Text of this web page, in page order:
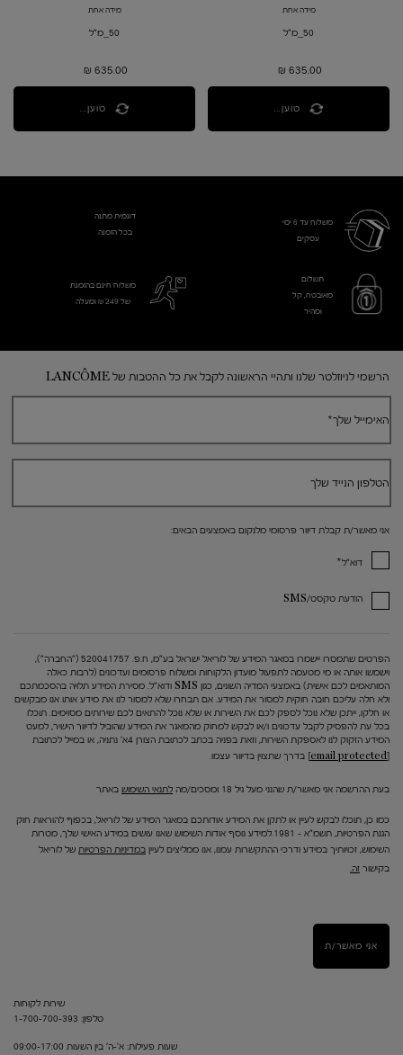
SKINCARE PROTOCOL SET
מידה אחת
50_מ"ל
635.00 ₪
טוען...
מידה אחת
50_מ"ל
635.00 ₪
טוען...
משלוח עד 6 ימי
עסקים​
דוגמית מתנה
בכל הזמנה
תשלום
מאובטח, קל
ומהיר
משלוח חינם בהזמנת
של 249 ₪ ומעלה
הרשמי לניוזלטר שלנו ותהיי הראשונה לקבל את כל ההטבות של LANCÔME
האימייל שלך*
הטלפון הנייד שלך
אני מאשר/ת קבלת דיוור פרסומי מלנקום באמצעים הבאים:
דוא"ל*
הודעת טקסט/SMS
הפרטים שתמסרו יישמרו במאגר המידע של לוריאל ישראל בע"מ, ח.פ. 520041757 ("החברה"),
וישמשו אותה או מי מטעמה לתפעול מועדון הלקוחות ומשלוח פרסומים ועדכונים (לרבות כאלה
המותאמים לכם אישית) באמצעי המדיה השונים, כגון SMS ודוא"ל. מסירת המידע תלויה בהסכמתכם
ולא חלה עליכם חובה חוקית למסור את המידע. אם תבחרו שלא למסור לנו את מידע אותו אנו מבקשים
או חלקו, ייתכן שלא נוכל לספק לכם את השירות או שלא נוכל להתאים לכם שירותים מסוימים. תוכלו
בכל עת להפסיק לקבל עדכונים ו/או לבקש למחוק מהמאגר את המידע שהוביל לדיוור הישיר, למעט
המידע הזקוק לנו לאספקת השירות, וזאת בפניה בכתב לכתובת הצורן 4א' נתניה, או במייל לכתובת
[email protected]
בדרך שתצוין בדיוור עצמו.
בעת ההרשמה אני מאשר/ת שהנני מעל גיל 18 ומסכים/מה לתנאי השימוש באתר
כמו כן, תוכלו לבקש לעיין או לתקן את המידע אודותכם במאגר המידע של לוריאל, בכפוף להוראות חוק
הגנת הפרטיות, תשמ"א – 1981.למידע נוסף אודות השימוש שאנו עושים במידע האישי שלך, מטרות
השימוש, זכויותיך במידע ודרכי ההתקשרות עמנו, אנו ממליצים לעיין במדיניות הפרטיות של לוריאל
בקישור זה.
אני מאשר/ת
שירות לקוחות
טלפון: 1-700-700-393
שעות פעילות: א'-ה' בין השעות 09:00-17:00